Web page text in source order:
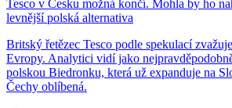
Tesco v Česku možná končí. Mohla by ho
levnější polská alternativa
Britský řetězec Tesco podle spekulací
Evropy. Analytici vidí jako
polskou Biedronku, která už expanduje na
Čechy oblíbená.